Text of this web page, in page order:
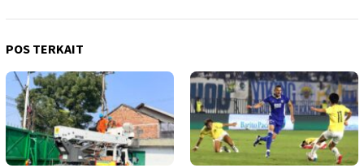
POS TERKAIT